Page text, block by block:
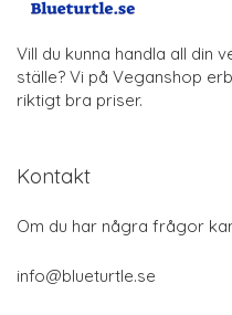
Vill du kunna handla all din
ställe? Vi på Veganshop
riktigt bra priser.
Kontakt
Om du har några frågor
info@blueturtle.se